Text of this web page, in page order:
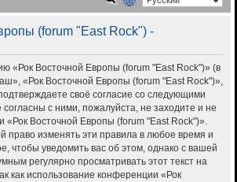
и
с
к
(forum "East Rock") -
«Рок Восточной Европы (forum "East Rock")» (в
«Рок Восточной Европы (forum "East Rock")»,
своё согласие со следующими
с ними, пожалуйста, не заходите и не
«Рок Восточной Европы (forum "East Rock")».
право изменять эти правила в любое время и
чтобы уведомить вас об этом, однако с вашей
регулярно просматривать этот текст на
как использование конференции «Рок